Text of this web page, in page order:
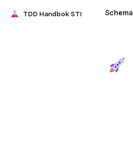
TDD Handbok STI Schema